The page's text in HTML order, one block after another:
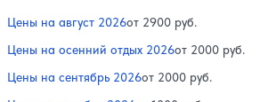
Цены на август 2026от 2900 руб.
Цены на осенний отдых 2026от 2000 руб.
Цены на сентябрь 2026от 2000 руб.